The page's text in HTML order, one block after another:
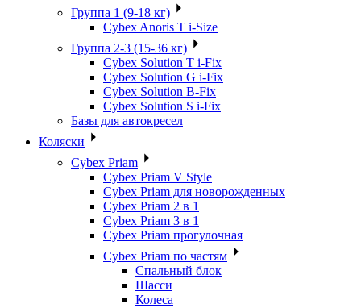
Группа 1 (9-18 кг)
Cybex Anoris T i-Size
Группа 2-3 (15-36 кг)
Cybex Solution T i-Fix
Cybex Solution G i-Fix
Cybex Solution B-Fix
Cybex Solution S i-Fix
Базы для автокресел
Коляски
Cybex Priam
Cybex Priam V Style
Cybex Priam для новорожденных
Cybex Priam 2 в 1
Cybex Priam 3 в 1
Cybex Priam прогулочная
Cybex Priam по частям
Спальный блок
Шасси
Колеса